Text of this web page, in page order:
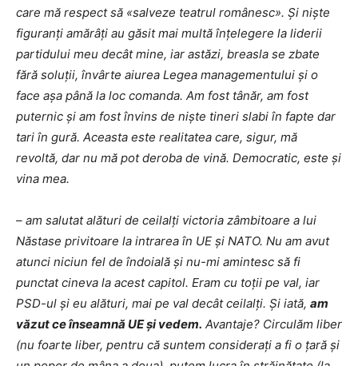
care mă respect să «salveze teatrul românesc». Și niște
figuranți amărâți au găsit mai multă înțelegere la liderii
partidului meu decât mine, iar astăzi, breasla se zbate
fără soluții, învârte aiurea Legea managementului și o
face așa până la loc comanda. Am fost tânăr, am fost
puternic și am fost învins de niște tineri slabi în fapte dar
tari în gură. Aceasta este realitatea care, sigur, mă
revoltă, dar nu mă pot deroba de vină. Democratic, este și
vina mea.
– am salutat alături de ceilalți victoria zâmbitoare a lui
Năstase privitoare la intrarea în UE și NATO. Nu am avut
atunci niciun fel de îndoială și nu-mi amintesc să fi
punctat cineva la acest capitol. Eram cu toții pe val, iar
PSD-ul și eu alături, mai pe val decât ceilalți. Și iată, am
văzut ce înseamnă UE și vedem. Avantaje? Circulăm liber
(nu foarte liber, pentru că suntem considerați a fi o țară și